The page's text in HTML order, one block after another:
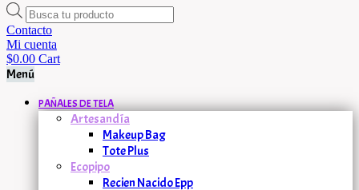
Búsqueda
de
productos
Contacto
Mi cuenta
$0.00 Cart
Menú
PAÑALES DE TELA
Artesandía
Makeup Bag
Tote Plus
Ecopipo
Recien Nacido Epp